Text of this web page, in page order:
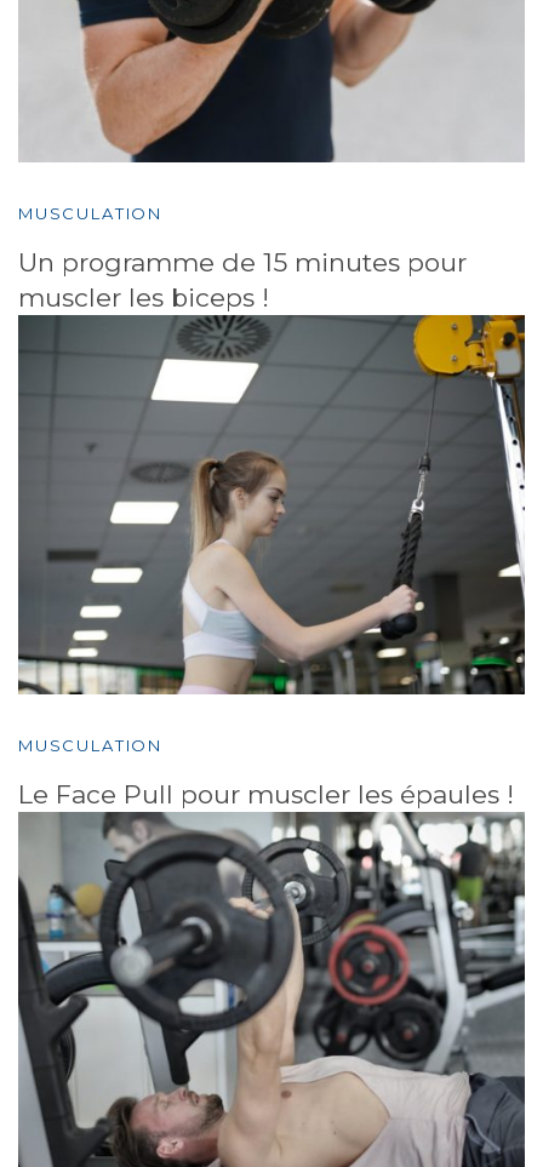
MUSCULATION
Un programme de 15 minutes pour
muscler les biceps !
MUSCULATION
Le Face Pull pour muscler les épaules !